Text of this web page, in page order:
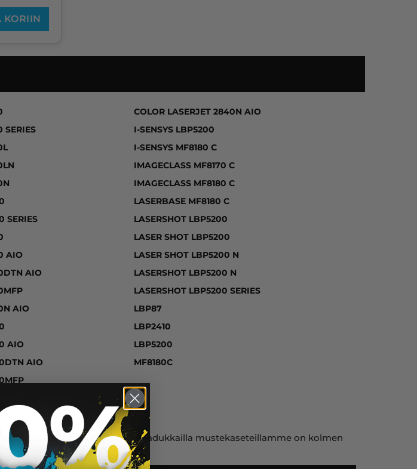
KORIIN
SERIES
SERIES
AIO
AIO
AIO
AIO
AIO
COLOR LASERJET 2840N AIO
I-SENSYS LBP5200
I-SENSYS MF8180 C
IMAGECLASS MF8170 C
IMAGECLASS MF8180 C
LASERBASE MF8180 C
LASERSHOT LBP5200
LASER SHOT LBP5200
LASER SHOT LBP5200 N
LASERSHOT LBP5200 N
LASERSHOT LBP5200 SERIES
LBP87
LBP2410
LBP5200
MF8180C
terävää tekstiä. Riittoisilla ja laadukkailla mustekaseteillamme on kolmen